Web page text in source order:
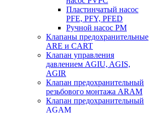
Пластинчатый насос
PFE, PFY, PFED
Ручной насос PM
Клапаны предохранительные
ARE и CART
Клапан управления
давлением AGIU, AGIS,
AGIR
Клапан предохранительный
резьбового монтажа ARAM
Клапан предохранительный
AGAM